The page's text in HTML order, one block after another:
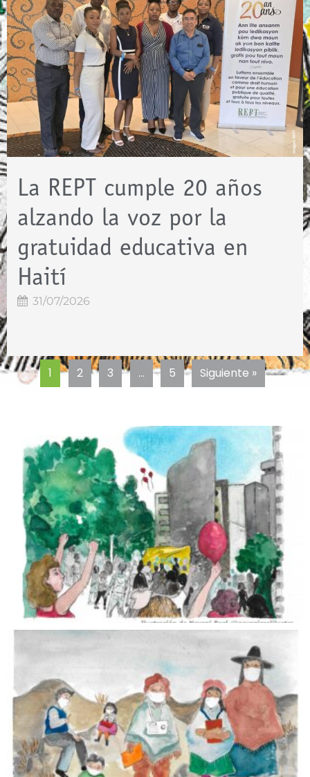
La REPT cumple 20 años
alzando la voz por la
gratuidad educativa en
Haití
31/07/2026
1 2 3 … 5 Siguiente »